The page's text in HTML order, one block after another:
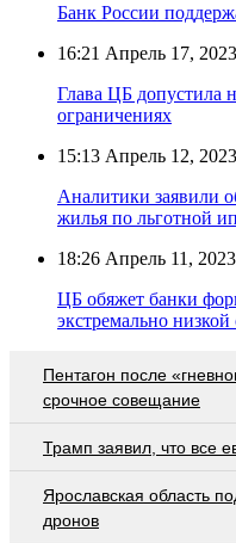
Банк России
16:21 Апрель 17, 2023
Глава ЦБ допустила
ограничениях
15:13 Апрель 12, 2023
Аналитики заявили
жилья по льготной
18:26 Апрель 11, 2023
ЦБ обяжет банки
экстремально низкой
Пентагон после
срочное совещание
Трамп заявил, что все
Ярославская область
дронов